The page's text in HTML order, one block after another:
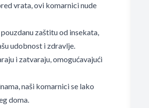
vrata, ovi komarnici nude
zaštitu od insekata,
udobnost i zdravlje.
i zatvaraju, omogućavajući
naši komarnici se lako
doma.